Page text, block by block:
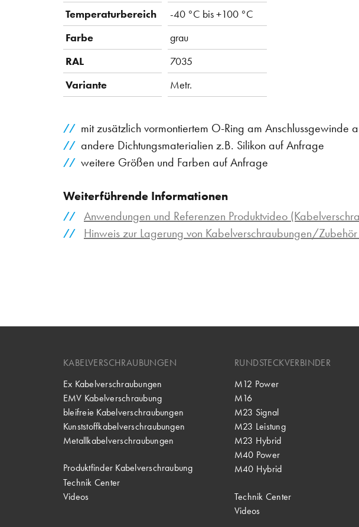
Temperaturbereich
-40 °C bis +100 °C
Farbe
grau
RAL
7035
Variante
Metr.
mit zusätzlich vormontiertem O-Ring am Anschlussgewinde
andere Dichtungsmaterialien z.B. Silikon auf Anfrage
weitere Größen und Farben auf Anfrage
Weiterführende Informationen
Anwendungen und Referenzen Produktvideo
Hinweis zur Lagerung von Kabelverschraubungen/
KABELVERSCHRAUBUNGEN
Ex Kabelverschraubungen
EMV Kabelverschraubung
bleifreie Kabelverschraubungen
Kunststoffkabelverschraubungen
Metallkabelverschraubungen
Produktfinder Kabelverschraubung
Technik Center
Videos
RUNDSTECKVERBINDER
M12 Power
M16
M23 Signal
M23 Leistung
M23 Hybrid
M40 Power
M40 Hybrid
Technik Center
Videos